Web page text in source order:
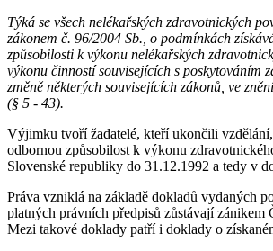
Týká se všech nelékařských zdravotnických
zákonem č. 96/2004 Sb., o podmínkách
způsobilosti k výkonu nelékařských
výkonu činností souvisejících s poskytováním
změně některých souvisejících zákonů, ve
(§ 5 - 43).
Výjimku tvoří žadatelé, kteří ukončili
odbornou způsobilost k výkonu
Slovenské republiky do 31.12.1992 a tedy v
Práva vzniklá na základě dokladů vydaných
platných právních předpisů zůstávají zánikem
Mezi takové doklady patří i doklady o